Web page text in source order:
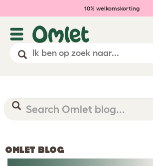
10% welkomskorting
OMLET BLOG